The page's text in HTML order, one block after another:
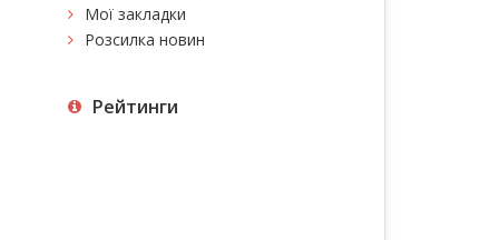
Мої закладки
Розсилка новин
Рейтинги